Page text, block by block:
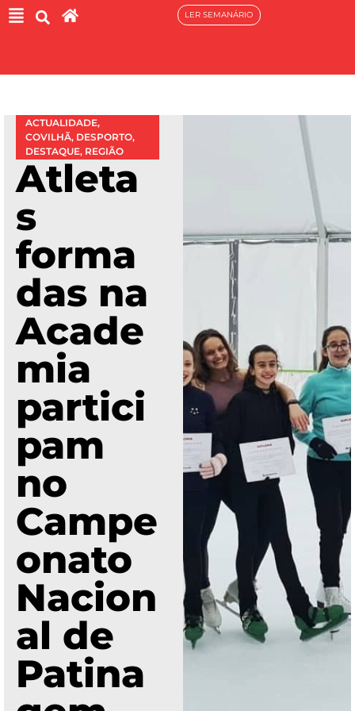
LER SEMANÁRIO
ACTUALIDADE,
COVILHÃ, DESPORTO,
DESTAQUE, REGIÃO
Atleta
s
forma
das na
Acade
mia
partici
pam
no
Campe
onato
Nacion
al de
Patina